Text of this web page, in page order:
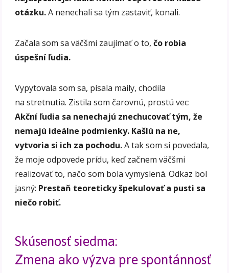
otázku.A nenechali sa tým zastaviť, konali.
Začala som sa väčšmi zaujímať o to,čo robia
úspešní ľudia.
Vypytovala som sa, písala maily, chodila
na stretnutia. Zistila som čarovnú, prostú vec:
Akční ľudia sa nenechajú znechucovať tým, že
nemajú ideálne podmienky. Kašlú na ne,
vytvoria si ich za pochodu.A tak som si povedala,
že moje odpovede prídu, keď začnem väčšmi
realizovať to, načo som bola vymyslená. Odkaz bol
jasný: Prestaň teoreticky špekulovať a pusti sa
niečo robiť.
Skúsenosť siedma:
Zmena ako výzva pre spontánnosť